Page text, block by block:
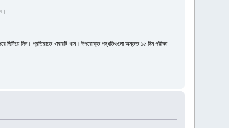
ছিটিয়ে দিন। প্রতিরাতে খাবারটি খান। উপরোক্ত পদ্ধতিগুলো অন্তত ১৫ দিন পরীক্ষা